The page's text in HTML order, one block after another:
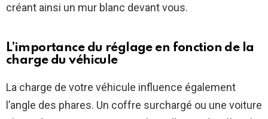
créant ainsi un mur blanc devant vous.
L’importance du réglage en fonction de la
charge du véhicule
La charge de votre véhicule influence également
l’angle des phares. Un coffre surchargé ou une voiture